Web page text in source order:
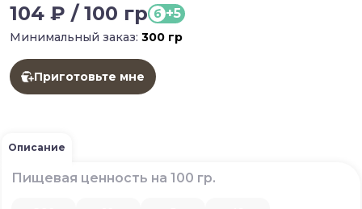
104 ₽ / 100 гр б +5
Минимальный заказ: 300 гр
Приготовьте мне
Описание
Пищевая ценность на 100 гр.